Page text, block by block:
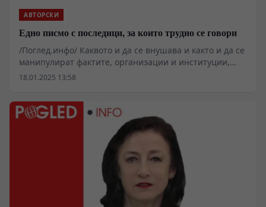
АВТОРСКИ
Едно писмо с последици, за които трудно се говори
/Поглед.инфо/ Каквото и да се внушава и както и да се
манипулират фактите, организации и институции,
които са създадени още в началото на 20-ти век,
членовете си и съхраняват традиционната почит и
уважение на народа ни към армията. Армия, с която
са се гордеели поколения българи заради доказано
непоколебимата служба в името на род и Родина.
18.01.2025 13:58